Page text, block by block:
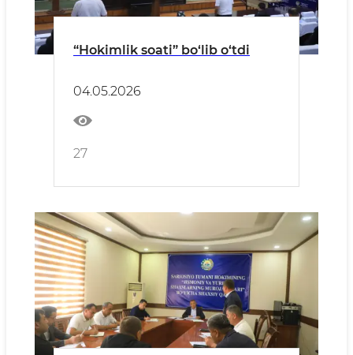
“Hokimlik soati” bo‘lib o‘tdi
04.05.2026
27